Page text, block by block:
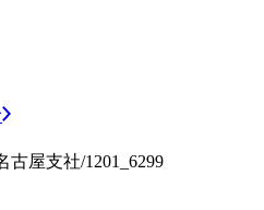
屋支社/1201_6299